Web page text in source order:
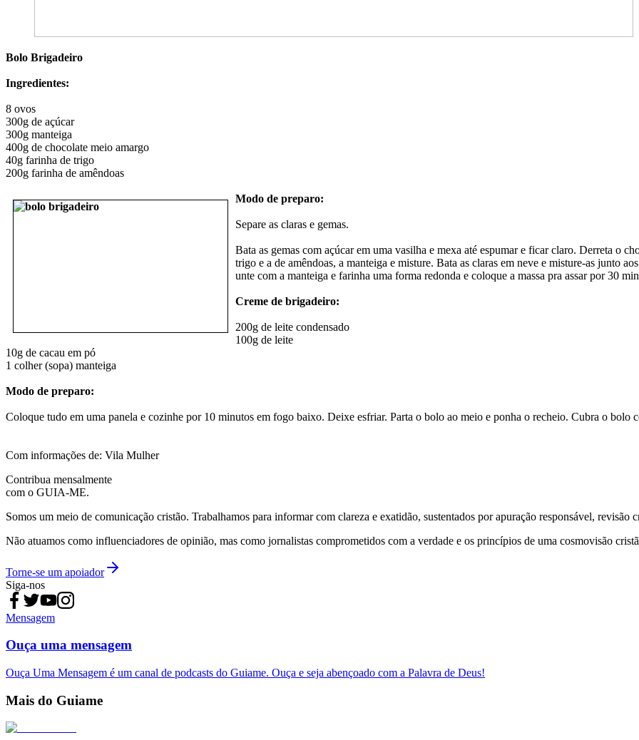
Bolo Brigadeiro
Ingredientes:
8 ovos
300g de açúcar
300g manteiga
400g de chocolate meio amargo
40g farinha de trigo
200g farinha de amêndoas
Modo de preparo:
Separe as claras e gemas.
Bata as gemas com açúcar em uma vasilha e mexa até espumar e ficar claro. Derreta o
trigo e a de amêndoas, a manteiga e misture. Bata as claras em neve e misture-as junto
unte com a manteiga e farinha uma forma redonda e coloque a massa pra assar por 30
Creme de brigadeiro:
200g de leite condensado
100g de leite
10g de cacau em pó
1 colher (sopa) manteiga
Modo de preparo:
Coloque tudo em uma panela e cozinhe por 10 minutos em fogo baixo. Deixe esfriar. Parta o bolo ao meio e ponha o recheio. Cubra o bolo
Com informações de: Vila Mulher
Contribua mensalmente
com o GUIA-ME.
Somos um meio de comunicação cristão. Trabalhamos para informar com clareza e exatidão, sustentados por apuração responsável, revisão
Não atuamos como influenciadores de opinião, mas como jornalistas comprometidos com a verdade e os princípios de uma cosmovisão
Torne-se um apoiador
Siga-nos
Mensagem
Ouça uma mensagem
Ouça Uma Mensagem é um canal de podcasts do Guiame. Ouça e seja abençoado com a Palavra de Deus!
Mais do Guiame